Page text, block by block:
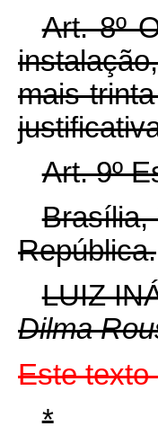
Art. 8º
mais
Art. 9º
Brasília,
República.
LUIZ
Dilma
Este texto